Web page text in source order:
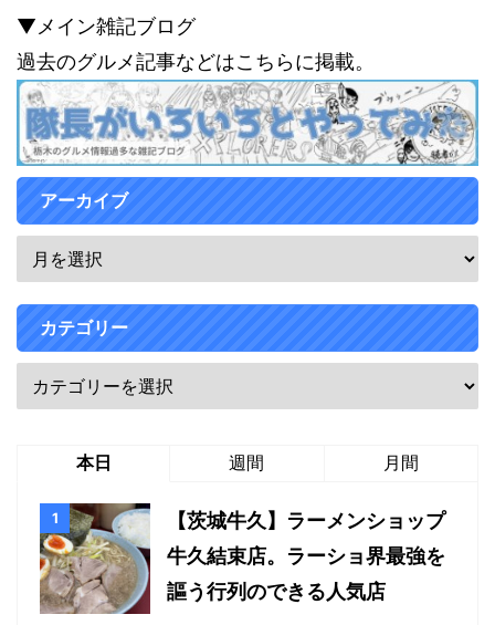
▼メイン雑記ブログ
過去のグルメ記事などはこちらに掲載。
アーカイブ
カテゴリー
本日 週間 月間
【茨城牛久】ラーメンショップ
牛久結束店。ラーショ界最強を
謳う行列のできる人気店